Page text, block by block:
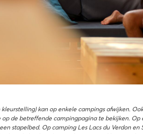
kan op enkele campings afwijken.
de betreffende campingpagina te bekijken.
stapelbed. Op camping Les Lacs du Verdon